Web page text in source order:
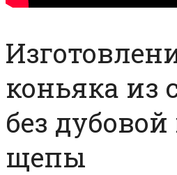
коньяка из
без
щепы